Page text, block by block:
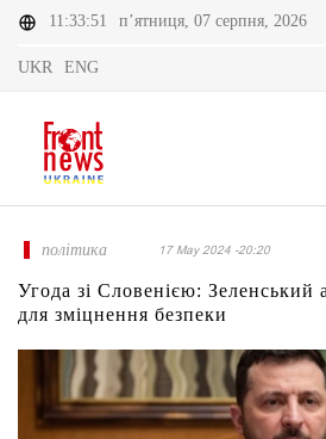
11:33:51 п’ятниця, 07 серпня, 2026
UKR ENG
політика 17 May 2024 -20:20
Угода зі Словенією: Зеленський
для зміцнення безпеки